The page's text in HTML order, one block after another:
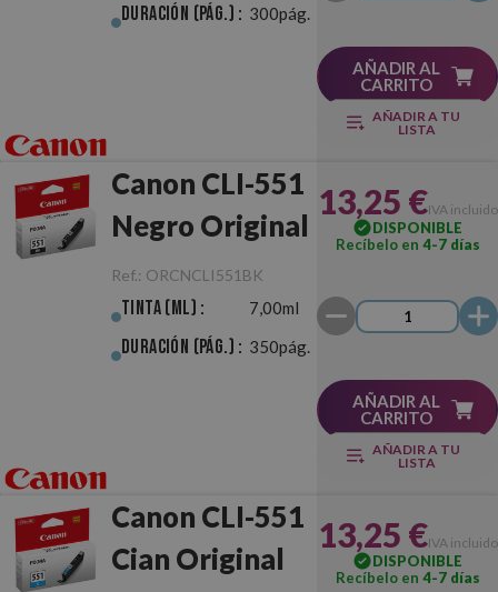
Duración (pág.) : 300pág.
AÑADIR AL
CARRITO
AÑADIR A TU
LISTA
Canon CLI-551
Negro Original
Ref.: ORCNCLI551BK
Tinta (ml) : 7,00ml
Duración (pág.) : 350pág.
13,25 €IVA incluido
DISPONIBLE
Recíbelo en 4-7 días
AÑADIR AL
CARRITO
AÑADIR A TU
LISTA
Canon CLI-551
Cian Original
13,25 €IVA incluido
DISPONIBLE
Recíbelo en 4-7 días